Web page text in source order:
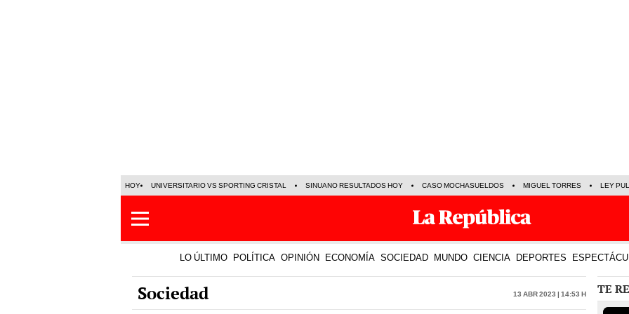
HOY UNIVERSITARIO VS SPORTING CRISTAL SINUANO RESULTADOS HOY CASO MOCHASUELDOS MIGUEL TORRES LEY
LO ÚLTIMO POLÍTICA OPINIÓN ECONOMÍA SOCIEDAD MUNDO CIENCIA DEPORTES
Sociedad 13 Abr 2023 | 14:53 h TE